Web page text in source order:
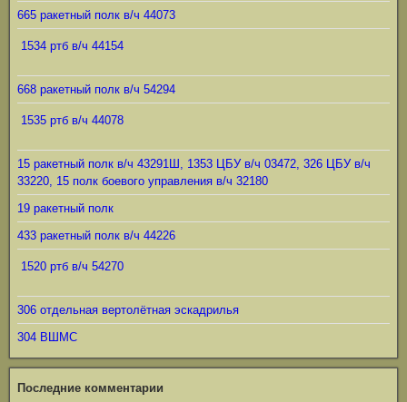
665 ракетный полк в/ч 44073
1534 ртб в/ч 44154
668 ракетный полк в/ч 54294
1535 ртб в/ч 44078
15 ракетный полк в/ч 43291Ш, 1353 ЦБУ в/ч 03472, 326 ЦБУ в/ч
33220, 15 полк боевого управления в/ч 32180
19 ракетный полк
433 ракетный полк в/ч 44226
1520 ртб в/ч 54270
306 отдельная вертолётная эскадрилья
304 ВШМС
Последние комментарии